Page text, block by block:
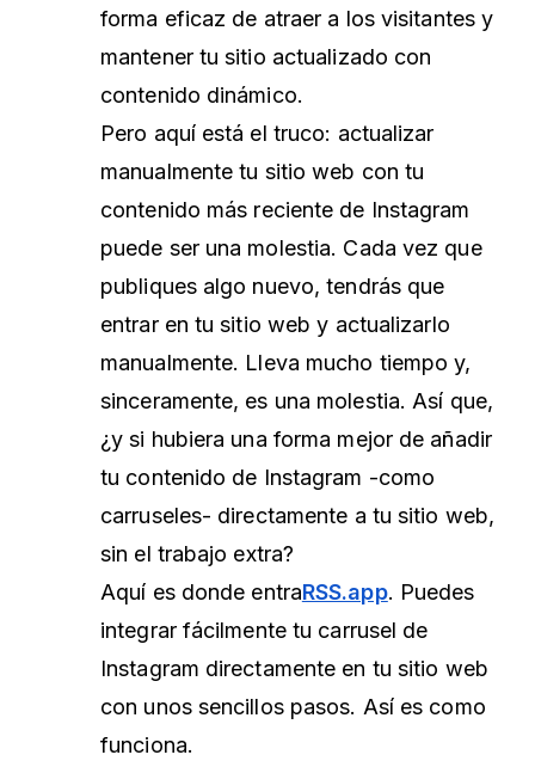
forma eficaz de atraer a los visitantes y
mantener tu sitio actualizado con
contenido dinámico.
Pero aquí está el truco: actualizar
manualmente tu sitio web con tu
contenido más reciente de Instagram
puede ser una molestia. Cada vez que
publiques algo nuevo, tendrás que
entrar en tu sitio web y actualizarlo
manualmente. Lleva mucho tiempo y,
sinceramente, es una molestia. Así que,
¿y si hubiera una forma mejor de añadir
tu contenido de Instagram -como
carruseles- directamente a tu sitio web,
sin el trabajo extra?
Aquí es donde entraRSS.app. Puedes
integrar fácilmente tu carrusel de
Instagram directamente en tu sitio web
con unos sencillos pasos. Así es como
funciona.